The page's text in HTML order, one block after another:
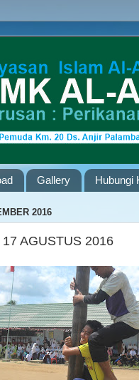
Gallery Hubungi
2016
AGUSTUS 2016